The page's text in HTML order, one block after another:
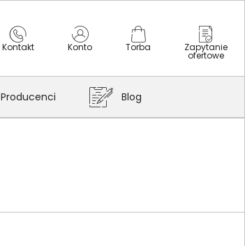
Kontakt Konto Torba Zapytanie
ofertowe
Producenci Blog